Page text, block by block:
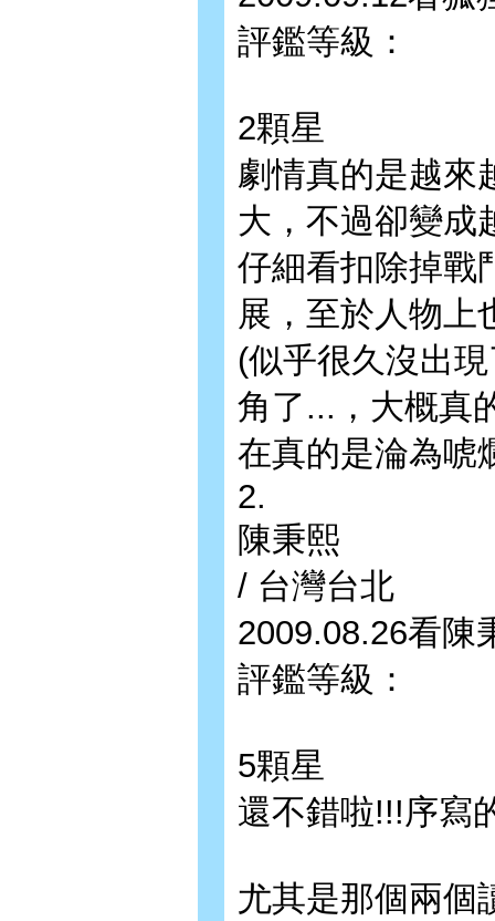
評鑑等級：
2顆星
劇情真的是越來
大，不過卻變成
仔細看扣除掉戰
展，至於人物上
(似乎很久沒出
角了...，大概真
在真的是淪為唬
2.
陳秉熙
/ 台灣台北
2009.08.26看陳
評鑑等級：
5顆星
還不錯啦!!!序寫
尤其是那個兩個